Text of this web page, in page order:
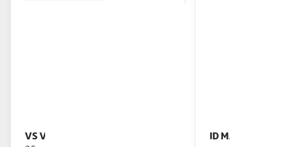
VS VENTA-STOCK ID MARKET